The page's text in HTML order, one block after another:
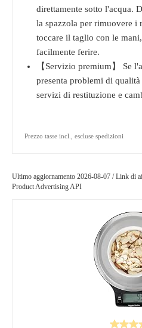
direttamente sotto l'acqua.
la spazzola per rimuovere i
toccare il taglio con le
facilmente ferire.
【Servizio premium】 Se
presenta problemi di
servizi di restituzione e
Prezzo tasse incl., escluse spedizioni
Ultimo aggiornamento 2026-08-07 / Link di
Product Advertising API